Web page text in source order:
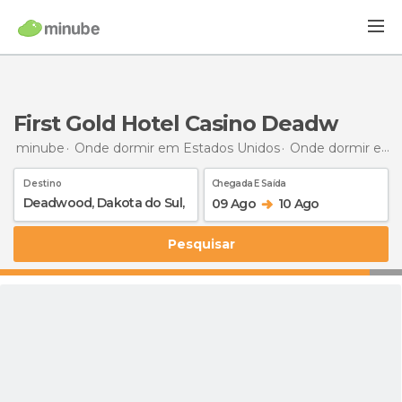
First Gold Hotel Casino Deadw
minube Onde dormir em Estados Unidos Onde dormir em Dakota do Sul
Destino Chegada E Saída
09 Ago 10 Ago
Pesquisar